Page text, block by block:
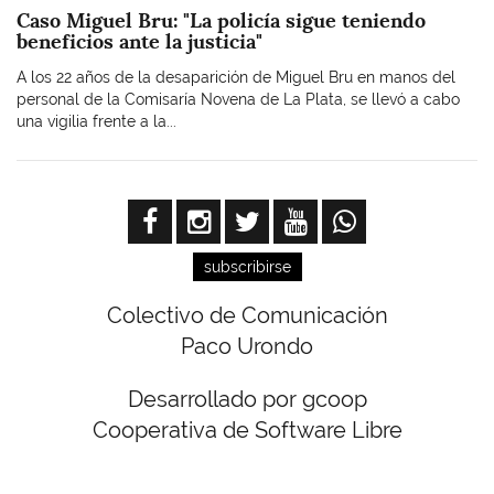
Caso Miguel Bru: "La policía sigue teniendo
beneficios ante la justicia"
A los 22 años de la desaparición de Miguel Bru en manos del
personal de la Comisaría Novena de La Plata, se llevó a cabo
una vigilia frente a la...
subscribirse
Colectivo de Comunicación
Paco Urondo
Desarrollado por gcoop
Cooperativa de Software Libre